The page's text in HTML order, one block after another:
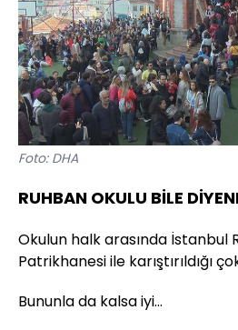
Foto: DHA
RUHBAN OKULU BİLE
Okulun halk arasında İstanbul
Patrikhanesi ile karıştırıldığı
Bununla da kalsa iyi...